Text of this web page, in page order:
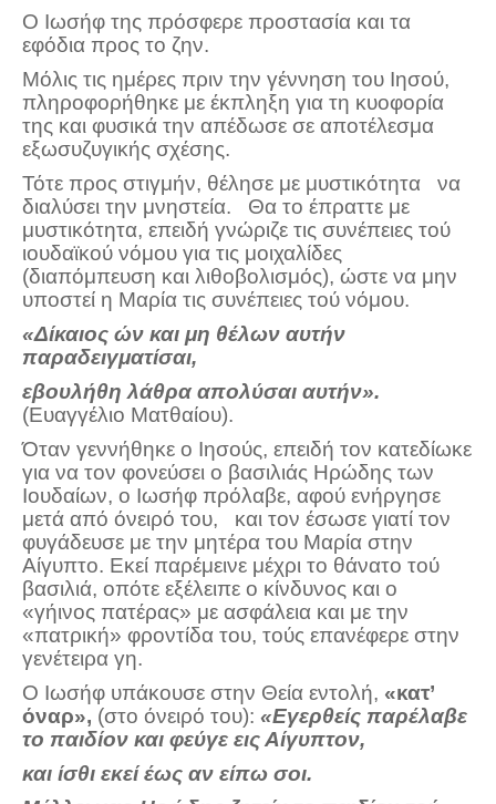
Ο Ιωσήφ της πρόσφερε προστασία και τα
εφόδια προς το ζην.
Μόλις τις ημέρες πριν την γέννηση του Ιησού,
πληροφορήθηκε με έκπληξη για τη κυοφορία
της και φυσικά την απέδωσε σε αποτέλεσμα
εξωσυζυγικής σχέσης.
Τότε προς στιγμήν, θέλησε με μυστικότητα να
διαλύσει την μνηστεία. Θα το έπραττε με
μυστικότητα, επειδή γνώριζε τις συνέπειες τού
ιουδαϊκού νόμου για τις μοιχαλίδες
(διαπόμπευση και λιθοβολισμός), ώστε να μην
υποστεί η Μαρία τις συνέπειες τού νόμου.
«Δίκαιος ών και μη θέλων αυτήν
παραδειγματίσαι,
εβουλήθη λάθρα απολύσαι αυτήν».
(Ευαγγέλιο Ματθαίου).
Όταν γεννήθηκε ο Ιησούς, επειδή τον κατεδίωκε
για να τον φονεύσει ο βασιλιάς Ηρώδης των
Ιουδαίων, ο Ιωσήφ πρόλαβε, αφού ενήργησε
μετά από όνειρό του, και τον έσωσε γιατί τον
φυγάδευσε με την μητέρα του Μαρία στην
Αίγυπτο. Εκεί παρέμεινε μέχρι το θάνατο τού
βασιλιά, οπότε εξέλειπε ο κίνδυνος και ο
«γήινος πατέρας» με ασφάλεια και με την
«πατρική» φροντίδα του, τούς επανέφερε στην
γενέτειρα γη.
Ο Ιωσήφ υπάκουσε στην Θεία εντολή, «κατ’
όναρ», (στο όνειρό του): «Εγερθείς παρέλαβε
το παιδίον και φεύγε εις Αίγυπτον,
και ίσθι εκεί έως αν είπω σοι.